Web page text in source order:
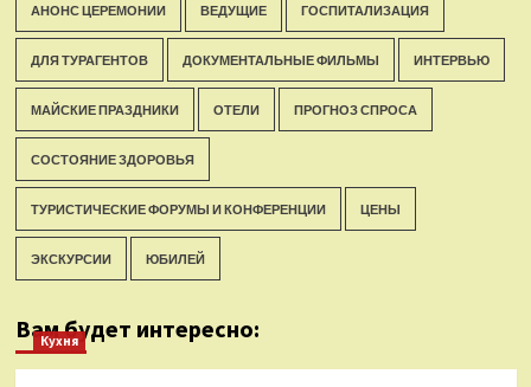
АНОНС ЦЕРЕМОНИИ ВЕДУЩИЕ ГОСПИТАЛИЗАЦИЯ
ДЛЯ ТУРАГЕНТОВ ДОКУМЕНТАЛЬНЫЕ ФИЛЬМЫ ИНТЕРВЬЮ
МАЙСКИЕ ПРАЗДНИКИ ОТЕЛИ ПРОГНОЗ СПРОСА
СОСТОЯНИЕ ЗДОРОВЬЯ
ТУРИСТИЧЕСКИЕ ФОРУМЫ И КОНФЕРЕНЦИИ ЦЕНЫ
ЭКСКУРСИИ ЮБИЛЕЙ
Вам будет интересно:
Кухня